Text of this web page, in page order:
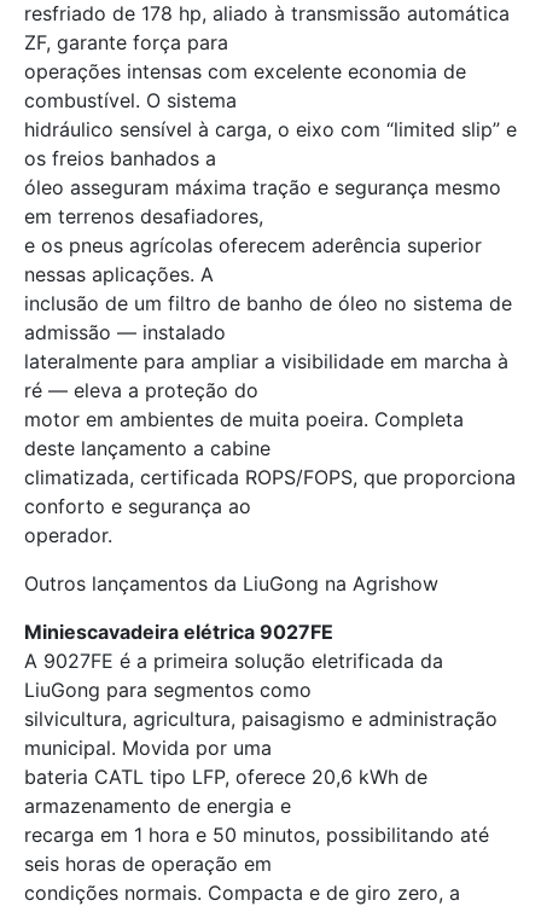
resfriado de 178 hp, aliado à transmissão automática
ZF, garante força para
operações intensas com excelente economia de
combustível. O sistema
hidráulico sensível à carga, o eixo com “limited slip” e
os freios banhados a
óleo asseguram máxima tração e segurança mesmo
em terrenos desafiadores,
e os pneus agrícolas oferecem aderência superior
nessas aplicações. A
inclusão de um filtro de banho de óleo no sistema de
admissão — instalado
lateralmente para ampliar a visibilidade em marcha à
ré — eleva a proteção do
motor em ambientes de muita poeira. Completa
deste lançamento a cabine
climatizada, certificada ROPS/FOPS, que proporciona
conforto e segurança ao
operador.
Outros lançamentos da LiuGong na Agrishow
Miniescavadeira elétrica 9027FE
A 9027FE é a primeira solução eletrificada da
LiuGong para segmentos como
silvicultura, agricultura, paisagismo e administração
municipal. Movida por uma
bateria CATL tipo LFP, oferece 20,6 kWh de
armazenamento de energia e
recarga em 1 hora e 50 minutos, possibilitando até
seis horas de operação em
condições normais. Compacta e de giro zero, a